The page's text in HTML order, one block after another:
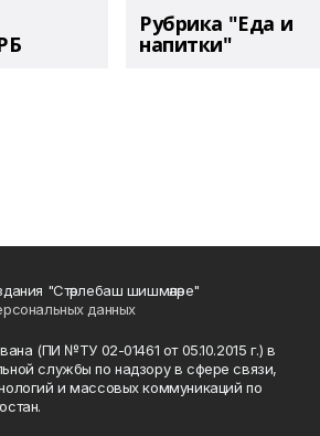
Рубрика "Еда и
напитки"
"Стәрлебаш шишмәләре"
данных
(ПИ №ТУ 02-01461 от 05.10.2015 г.) в
службы по надзору в сфере связи,
и массовых коммуникаций по